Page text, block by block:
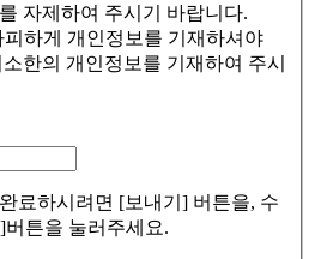
자제하여 주시기 바랍니다.
하게 개인정보를 기재하셔야
한의 개인정보를 기재하여 주시
료하시려면 [보내기] 버튼을, 수
튼을 눌러주세요.